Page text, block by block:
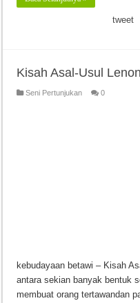
tweet
Kisah Asal-Usul
Seni Pertunjukan 0
kebudayaan betawi – Kisah
antara sekian banyak bentuk
membuat orang tertawandan